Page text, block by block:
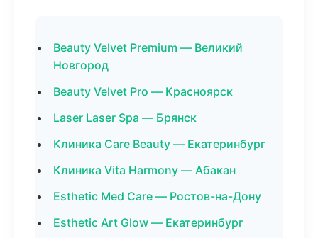
Beauty Velvet Premium — Великий
Новгород
Beauty Velvet Pro — Красноярск
Laser Laser Spa — Брянск
Клиника Care Beauty — Екатеринбург
Клиника Vita Harmony — Абакан
Esthetic Med Care — Ростов-на-Дону
Esthetic Art Glow — Екатеринбург